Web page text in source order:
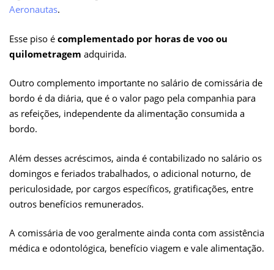
Aeronautas.
Esse piso é complementado por horas de voo ou
quilometragem adquirida.
Outro complemento importante no salário de comissária de
bordo é da diária, que é o valor pago pela companhia para
as refeições, independente da alimentação consumida a
bordo.
Além desses acréscimos, ainda é contabilizado no salário os
domingos e feriados trabalhados, o adicional noturno, de
periculosidade, por cargos específicos, gratificações, entre
outros benefícios remunerados.
A comissária de voo geralmente ainda conta com assistência
médica e odontológica, benefício viagem e vale alimentação.